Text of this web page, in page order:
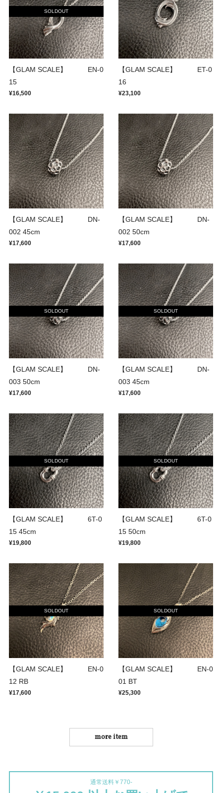
SOLDOUT
【GLAM SCALE】 EN-0
15
¥16,500
【GLAM SCALE】 ET-0
16
¥23,100
【GLAM SCALE】 DN-
002 45cm
¥17,600
【GLAM SCALE】 DN-
002 50cm
¥17,600
SOLDOUT
【GLAM SCALE】 DN-
003 50cm
¥17,600
SOLDOUT
【GLAM SCALE】 DN-
003 45cm
¥17,600
SOLDOUT
【GLAM SCALE】 6T-0
15 45cm
¥19,800
SOLDOUT
【GLAM SCALE】 6T-0
15 50cm
¥19,800
SOLDOUT
【GLAM SCALE】 EN-0
12 RB
¥17,600
SOLDOUT
【GLAM SCALE】 EN-0
01 BT
¥25,300
more item
通常送料￥770-